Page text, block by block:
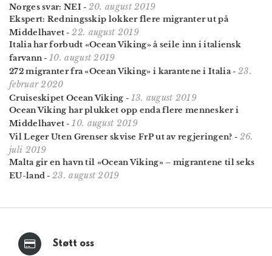
Norges svar: NEI - 20. august 2019
Ekspert: Redningsskip lokker flere migranter ut på
Middelhavet -22. august 2019
Italia har forbudt «Ocean Viking» å seile inn i italiensk
farvann-10. august 2019
272 migranter fra «Ocean Viking» i karantene i Italia- 23.
februar 2020
Cruiseskipet Ocean Viking - 13. august 2019
Ocean Viking har plukket opp enda flere mennesker i
Middelhavet -10. august 2019
Vil Leger Uten Grenser skvise FrP ut av regjeringen? - 26.
juli 2019
Malta gir en havn til «Ocean Viking» – migrantene til seks
EU-land -23. august 2019
Støtt oss